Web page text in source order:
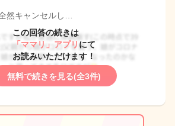
然キャンセルし…
この回答の続きは
「ママリ」アプリ にて
お読みいただけます！
無料で続きを見る(全3件)